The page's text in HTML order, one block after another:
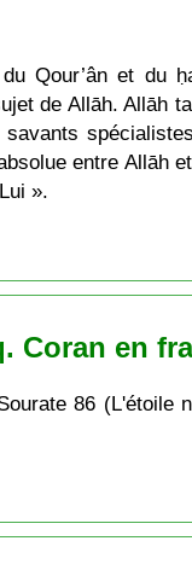
Qour’ân et du
de Allāh. Allāh
entre Allāh
».
Coran en
86